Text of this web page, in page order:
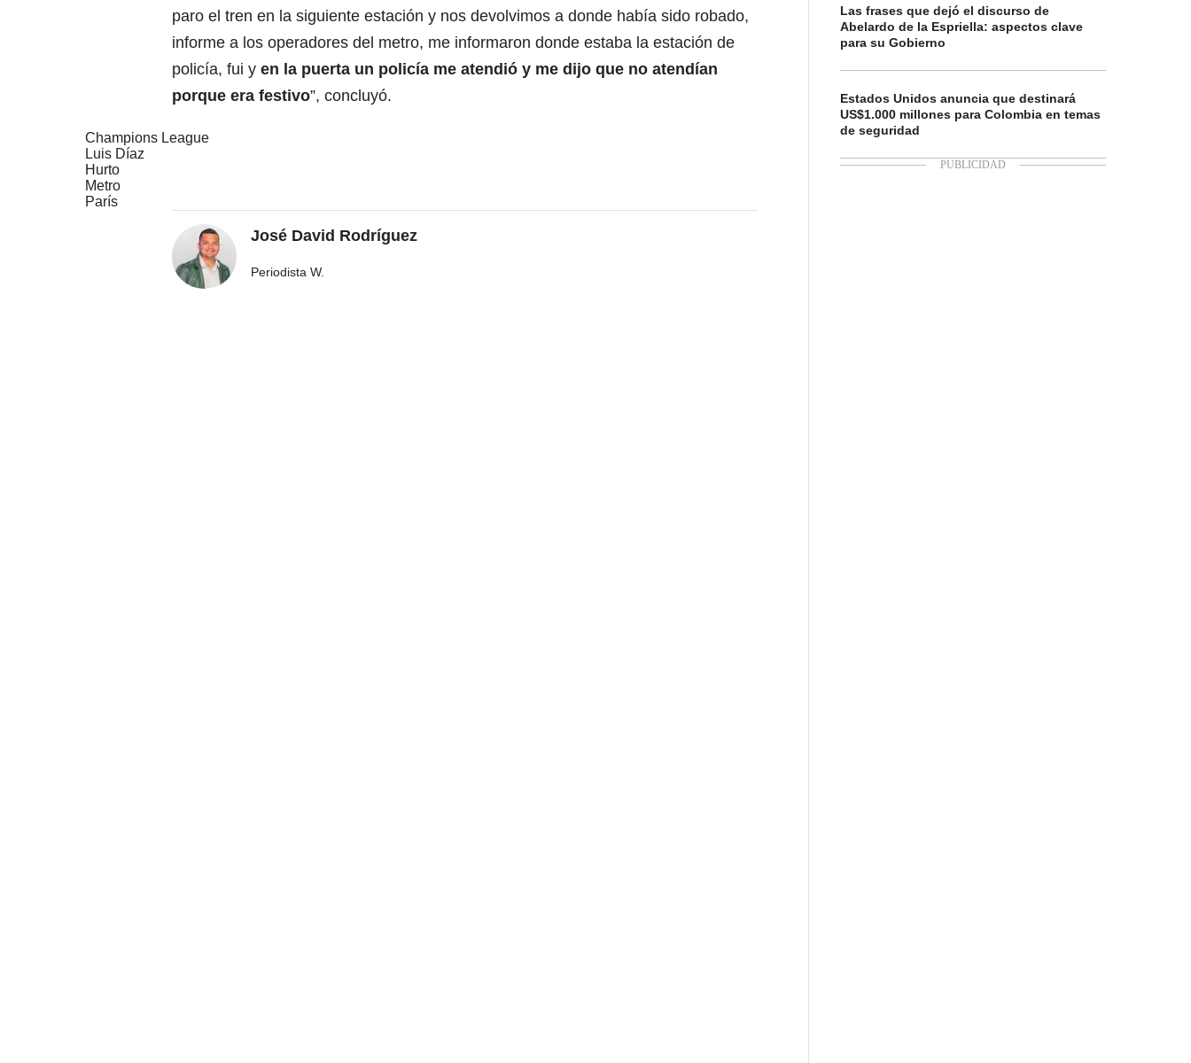
paro el tren en la siguiente estación y nos devolvimos a donde había sido robado,
informe a los operadores del metro, me informaron donde estaba la estación de
policía, fui y en la puerta un policía me atendió y me dijo que no atendían
porque era festivo”, concluyó.
Champions League
Luis Díaz
Hurto
Metro
París
José David Rodríguez
Periodista W.
Las frases que dejó el discurso de
Abelardo de la Espriella: aspectos clave
para su Gobierno
Estados Unidos anuncia que destinará
US$1.000 millones para Colombia en temas
de seguridad